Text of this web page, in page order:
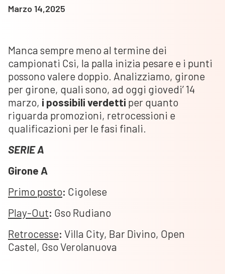
Marzo 14,2025
Manca sempre meno al termine dei
campionati Csi, la palla inizia pesare e i punti
possono valere doppio. Analizziamo, girone
per girone, quali sono, ad oggi giovedi’ 14
marzo, i possibili verdetti per quanto
riguarda promozioni, retrocessioni e
qualificazioni per le fasi finali.
SERIE A
Girone A
Primo posto: Cigolese
Play-Out: Gso Rudiano
Retrocesse: Villa City, Bar Divino, Open
Castel, Gso Verolanuova